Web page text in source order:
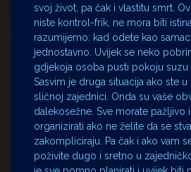
svoj život, pa čak i vlastitu smrt.
niste kontrol-frik, ne mora biti
razumijemo: kad odete kao
jednostavno. Uvijek se neko
gdjekoja osoba pusti pokoju suzu
Sasvim je druga situacija ako ste
sličnoj zajednici. Onda su vaše
dalekosežne. Sve morate pažljivo
organizirati ako ne želite da se
zakompliciraju. Pa čak i ako vam
poživite dugo i sretno u